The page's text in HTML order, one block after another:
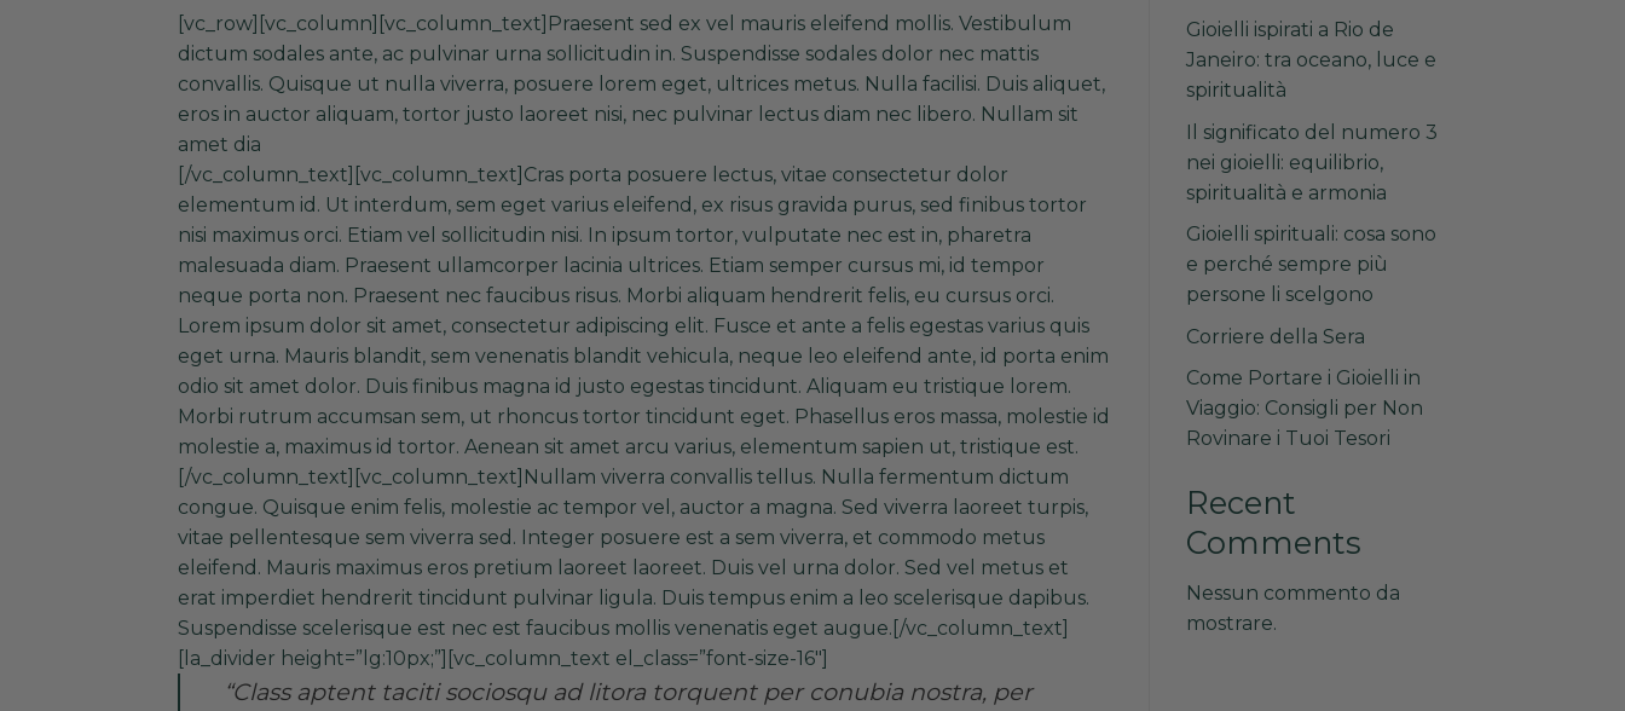
[vc_row][vc_column][vc_column_text]Praesent sed ex vel mauris eleifend mollis. Vestibulum
dictum sodales ante, ac pulvinar urna sollicitudin in. Suspendisse sodales dolor nec mattis
convallis. Quisque ut nulla viverra, posuere lorem eget, ultrices metus. Nulla facilisi. Duis aliquet,
eros in auctor aliquam, tortor justo laoreet nisi, nec pulvinar lectus diam nec libero. Nullam sit
amet dia
[/vc_column_text][vc_column_text]Cras porta posuere lectus, vitae consectetur dolor
elementum id. Ut interdum, sem eget varius eleifend, ex risus gravida purus, sed finibus tortor
nisi maximus orci. Etiam vel sollicitudin nisi. In ipsum tortor, vulputate nec est in, pharetra
malesuada diam. Praesent ullamcorper lacinia ultrices. Etiam semper cursus mi, id tempor
neque porta non. Praesent nec faucibus risus. Morbi aliquam hendrerit felis, eu cursus orci.
Lorem ipsum dolor sit amet, consectetur adipiscing elit. Fusce et ante a felis egestas varius quis
eget urna. Mauris blandit, sem venenatis blandit vehicula, neque leo eleifend ante, id porta enim
odio sit amet dolor. Duis finibus magna id justo egestas tincidunt. Aliquam eu tristique lorem.
Morbi rutrum accumsan sem, ut rhoncus tortor tincidunt eget. Phasellus eros massa, molestie id
molestie a, maximus id tortor. Aenean sit amet arcu varius, elementum sapien ut, tristique est.
[/vc_column_text][vc_column_text]Nullam viverra convallis tellus. Nulla fermentum dictum
congue. Quisque enim felis, molestie ac tempor vel, auctor a magna. Sed viverra laoreet turpis,
vitae pellentesque sem viverra sed. Integer posuere est a sem viverra, et commodo metus
eleifend. Mauris maximus eros pretium laoreet laoreet. Duis vel urna dolor. Sed vel metus et
erat imperdiet hendrerit tincidunt pulvinar ligula. Duis tempus enim a leo scelerisque dapibus.
Suspendisse scelerisque est nec est faucibus mollis venenatis eget augue.[/vc_column_text]
[la_divider height=”lg:10px;”][vc_column_text el_class=”font-size-16″]
“Class aptent taciti sociosqu ad litora torquent per conubia nostra, per
Gioielli ispirati a Rio de
Janeiro: tra oceano, luce e
spiritualità
Il significato del numero 3
nei gioielli: equilibrio,
spiritualità e armonia
Gioielli spirituali: cosa sono
e perché sempre più
persone li scelgono
Corriere della Sera
Come Portare i Gioielli in
Viaggio: Consigli per Non
Rovinare i Tuoi Tesori
Recent
Comments
Nessun commento da
mostrare.